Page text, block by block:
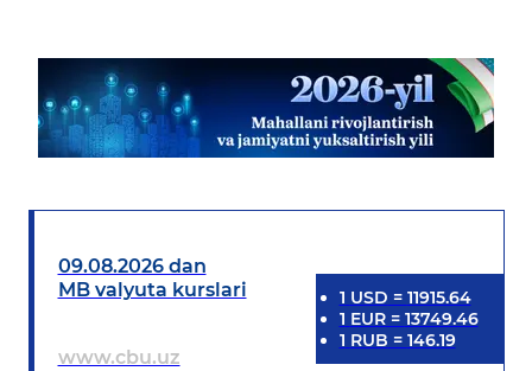
09.08.2026 dan
MB valyuta kurslari
www.cbu.uz
1 USD = 11915.64
1 EUR= 13749.46
1 RUB = 146.19